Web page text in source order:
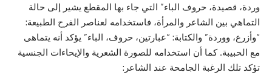
وردة، قصيدة، حروف الباء” التي جاء بها المقطع يشير إلى حالة
التماهي بين الشاعر والمرأة، فاستخدامه لعناصر الفرح الطبيعة:
“وأزرع، ووردة” والكتابة: “عبارتين، حروف، الباء” يؤكد أنه يتماهى
مع الحبيبة. كما أن استخدامه للصورة الشعرية والإيحاءات الجنسية
تؤكد تلك الرغبة الجامحة عند الشاعر: